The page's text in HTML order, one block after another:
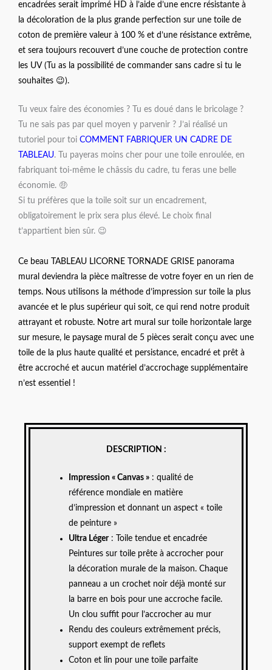
encadrées serait imprimé HD à l’aide d’une encre résistante à
la décoloration de la plus grande perfection sur une toile de
coton de première valeur à 100 % et d’une résistance extrême,
et sera toujours recouvert d’une couche de protection contre
les UV (Tu as la possibilité de commander sans cadre si tu le
souhaites 😉).
Tu veux faire des économies ? Tu es doué dans le bricolage ?
Tu ne sais pas par quel moyen y parvenir ? J’ai réalisé un
tutoriel pour toi COMMENT FABRIQUER UN CADRE DE
TABLEAU. Tu payeras moins cher pour une toile enroulée, en
fabriquant toi-même le châssis du cadre, tu feras une belle
économie. 🤑
Si tu préfères que la toile soit sur un encadrement,
obligatoirement le prix sera plus élevé. Le choix final
t’appartient bien sûr. 😉
Ce beau TABLEAU LICORNE TORNADE GRISE panorama
mural deviendra la pièce maîtresse de votre foyer en un rien de
temps. Nous utilisons la méthode d’impression sur toile la plus
avancée et le plus supérieur qui soit, ce qui rend notre produit
attrayant et robuste. Notre art mural sur toile horizontale large
sur mesure, le paysage mural de 5 pièces serait conçu avec une
toile de la plus haute qualité et persistance, encadré et prêt à
être accroché et aucun matériel d’accrochage supplémentaire
n’est essentiel !
DESCRIPTION :
Impression « Canvas » : qualité de
référence mondiale en matière
d’impression et donnant un aspect « toile
de peinture »
Ultra Léger: Toile tendue et encadrée
Peintures sur toile prête à accrocher pour
la décoration murale de la maison. Chaque
panneau a un crochet noir déjà monté sur
la barre en bois pour une accroche facile.
Un clou suffit pour l’accrocher au mur
Rendu des couleurs extrêmement précis,
support exempt de reflets
Coton et lin pour une toile parfaite